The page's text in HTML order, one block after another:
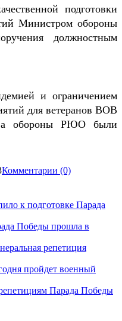
подготовки
Министром обороны
должностным
и ограничением
для ветеранов ВОВ
обороны РЮО были
Комментарии (0)
к подготовке Парада
Победы прошла в
репетиция
пройдет военный
Парада Победы